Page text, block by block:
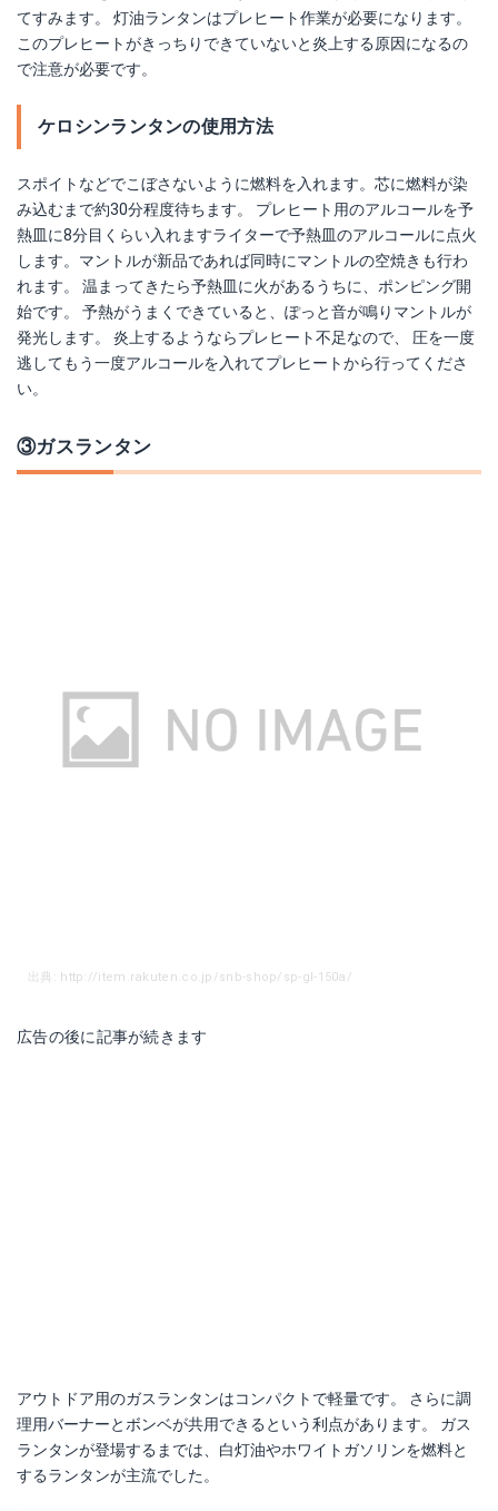
てすみます。 灯油ランタンはプレヒート作業が必要になります。
このプレヒートがきっちりできていないと炎上する原因になるの
で注意が必要です。
ケロシンランタンの使用方法
スポイトなどでこぼさないように燃料を入れます。芯に燃料が染
み込むまで約30分程度待ちます。 プレヒート用のアルコールを予
熱皿に8分目くらい入れますライターで予熱皿のアルコールに点火
します。マントルが新品であれば同時にマントルの空焼きも行わ
れます。 温まってきたら予熱皿に火があるうちに、ポンピング開
始です。 予熱がうまくできていると、ぽっと音が鳴りマントルが
発光します。 炎上するようならプレヒート不足なので、 圧を一度
逃してもう一度アルコールを入れてプレヒートから行ってくださ
い。
③ガスランタン
出典: http://item.rakuten.co.jp/snb-shop/sp-gl-150a/
広告の後に記事が続きます
アウトドア用のガスランタンはコンパクトで軽量です。 さらに調
理用バーナーとボンベが共用できるという利点があります。 ガス
ランタンが登場するまでは、白灯油やホワイトガソリンを燃料と
するランタンが主流でした。